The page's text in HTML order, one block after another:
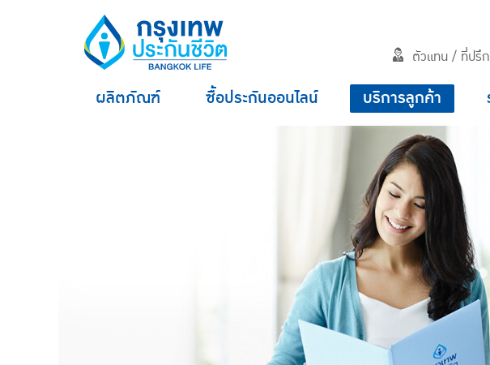
ตัวแทน / ที่ปรึ
ผลิตภัณฑ์ ซื้อประกันออนไลน์ บริการลูกค้า